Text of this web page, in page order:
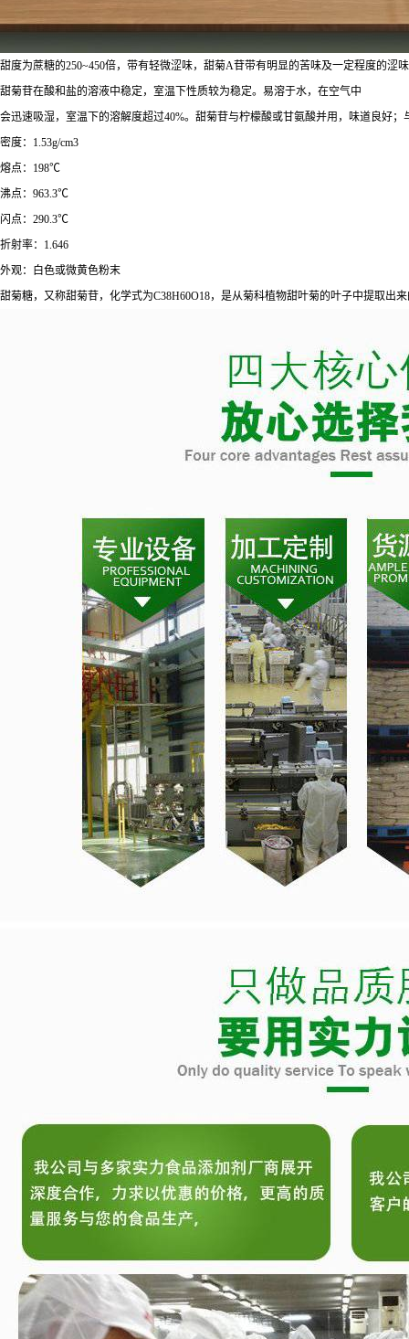
甜度为蔗糖的250~450倍，带有轻微涩味，甜菊A苷带有明显的苦味及一定程度的
甜菊苷在酸和盐的溶液中稳定，室温下性质较为稳定。易溶于水，在空气中
会迅速吸湿，室温下的溶解度超过40%。甜菊苷与柠檬酸或甘氨酸并用，味道良好
密度：1.53g/cm3
熔点：198℃
沸点：963.3℃
闪点：290.3℃
折射率：1.646
外观：白色或微黄色粉末
甜菊糖，又称甜菊苷，化学式为C38H60O18，是从菊科植物甜叶菊的叶子中提取出